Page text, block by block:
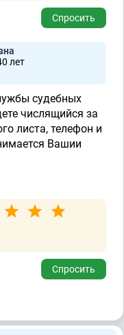
Спросить
лет
судебных
числящийся за
листа, телефон и
Вашии
Спросить